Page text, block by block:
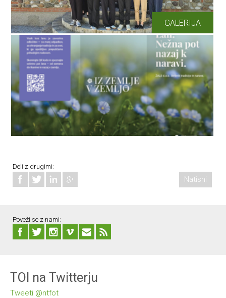
GALERIJA
Deli z drugimi:
Natisni
Poveži se z nami:
TOI na Twitterju
Tweeti @ntfot